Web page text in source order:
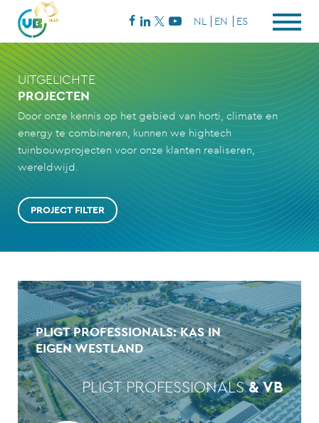
NL EN ES
UITGELICHTE
PROJECTEN
Door onze kennis op het gebied van horti, climate en
energy te combineren, kunnen we hightech
tuinbouwprojecten voor onze klanten realiseren,
wereldwijd.
PROJECT FILTER
PLIGT PROFESSIONALS: KAS IN
EIGEN WESTLAND
PLIGT PROFESSIONALS & VB